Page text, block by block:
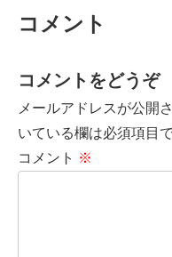
コメント
コメントをどうぞ
メールアドレスが公開
いている欄は必須項目
コメント ※